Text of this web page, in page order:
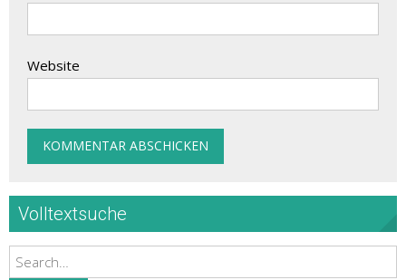
Website
Volltextsuche
Search